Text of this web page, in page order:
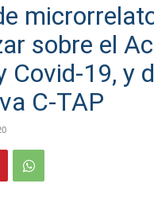
sobre el
Covid-19, y
C-TAP